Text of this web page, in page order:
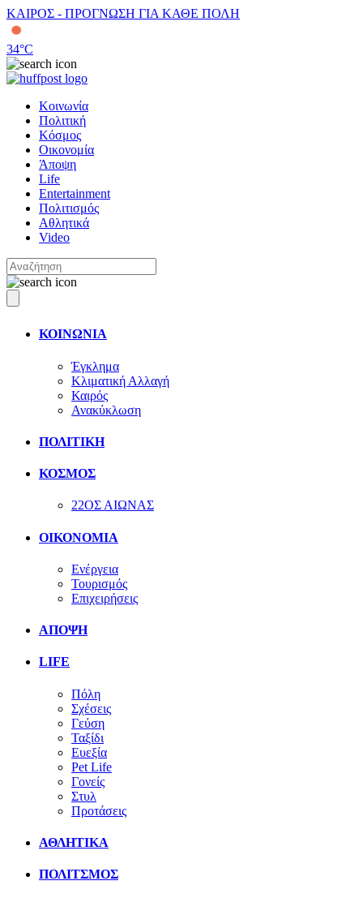
ΚΑΙΡΟΣ - ΠΡΟΓΝΩΣΗ ΓΙΑ ΚΑΘΕ ΠΟΛΗ
34°C
Κοινωνία
Πολιτική
Κόσμος
Οικονομία
Άποψη
Life
Entertainment
Πολιτισμός
Αθλητικά
Video
ΚΟΙΝΩΝΙΑ
Έγκλημα
Κλιματική Αλλαγή
Καιρός
Ανακύκλωση
ΠΟΛΙΤΙΚΗ
ΚΟΣΜΟΣ
22ΟΣ ΑΙΩΝΑΣ
ΟΙΚΟΝΟΜΙΑ
Ενέργεια
Τουρισμός
Επιχειρήσεις
ΑΠΟΨΗ
LIFE
Πόλη
Σχέσεις
Γεύση
Ταξίδι
Ευεξία
Pet Life
Γονείς
Στυλ
Προτάσεις
ΑΘΛΗΤΙΚΑ
ΠΟΛΙΤΣΜΟΣ